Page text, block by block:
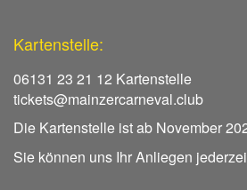
Kartenstelle:
06131 23 21 12 Kartenstelle
tickets@mainzercarneval.club
Die Kartenstelle ist ab November
Sie können uns Ihr Anliegen